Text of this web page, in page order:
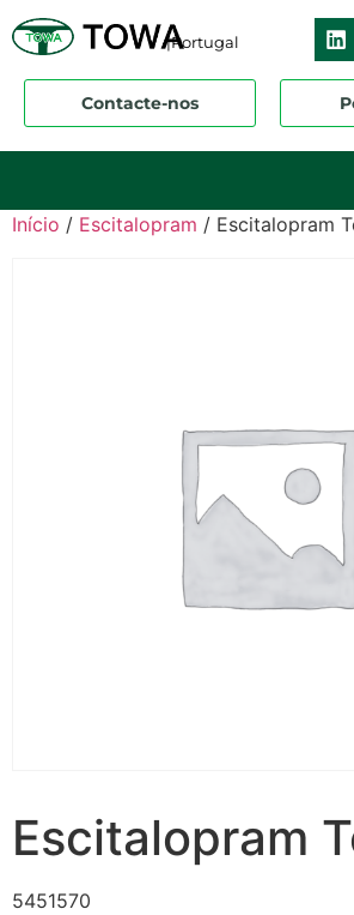
|Portugal
Contacte-nos
Início / Escitalopram / Escitalopram
Escitalopram
5451570